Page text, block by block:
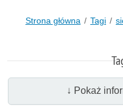
Strona główna Tagi
↓ Pokaż